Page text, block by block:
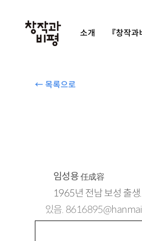
소개 『창작과
← 목록으로
임성용任成容
1965년 전남 보성 출생
있음.